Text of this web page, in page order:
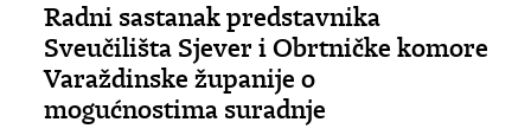
Radni sastanak predstavnika
Sveučilišta Sjever i Obrtničke komore
Varaždinske županije o
mogućnostima suradnje